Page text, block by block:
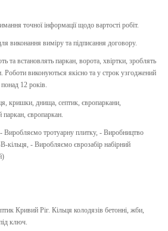
точної інформації щодо вартості робіт.
виконання виміру та підписання договору.
та встановлять паркан, ворота, хвіртки, зроблять
Роботи виконуються якісно та у строк узгоджений
12 років.
кришки, днища, септик, європаркани,
паркан, європаркан.
Виробляємо тротуарну плитку, - Виробництво
- Виробляємо єврозабір набірний
Кривий Ріг. Кільця колодязів бетонні, жби,
ключ.